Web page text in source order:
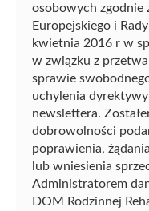
osobowych zgodnie
Europejskiego i
kwietnia 2016 r w
w związku z
sprawie
uchylenia
newslettera.
dobrowolności
poprawienia,
lub wniesienia
Administratorem
DOM Rodzinnej